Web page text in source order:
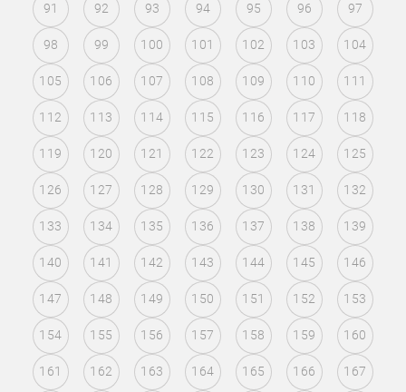
91 92 93 94 95 96 97
98 99 100 101 102 103 104
105 106 107 108 109 110 111
112 113 114 115 116 117 118
119 120 121 122 123 124 125
126 127 128 129 130 131 132
133 134 135 136 137 138 139
140 141 142 143 144 145 146
147 148 149 150 151 152 153
154 155 156 157 158 159 160
161 162 163 164 165 166 167